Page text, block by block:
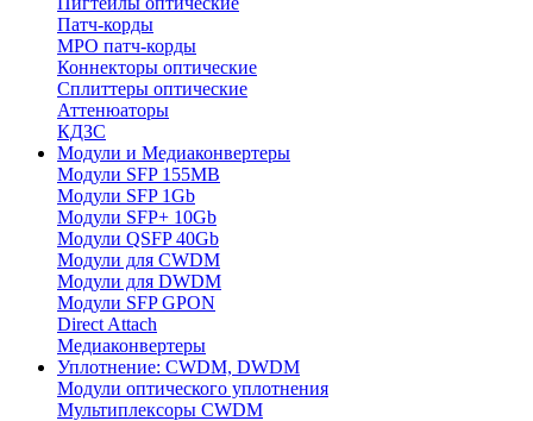
Патч-корды
MPO патч-корды
Коннекторы оптические
Сплиттеры оптические
Аттенюаторы
КДЗС
Модули и Медиаконвертеры
Модули SFP 155MB
Модули SFP 1Gb
Модули SFP+ 10Gb
Модули QSFP 40Gb
Модули для CWDM
Модули для DWDM
Модули SFP GPON
Direct Attach
Медиаконвертеры
Уплотнение: CWDM, DWDM
Модули оптического уплотнения
Мультиплексоры CWDM